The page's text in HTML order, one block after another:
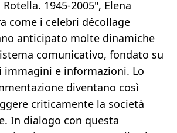
1945-2005", Elena
come i celebri décollage
anticipato molte dinamiche
comunicativo, fondato su
e informazioni. Lo
diventano così
criticamente la società
In dialogo con questa